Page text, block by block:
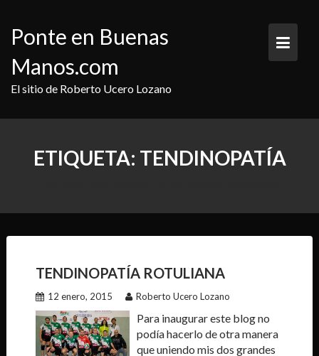
contenido
Ponte en Buenas
Manos.com
El sitio de Roberto Ucero Lozano
ETIQUETA: TENDINOPATÍA
TENDINOPATÍA ROTULIANA
12 enero, 2015 Roberto Ucero Lozano
Para inaugurar este blog no
podía hacerlo de otra manera
que uniendo mis dos grandes